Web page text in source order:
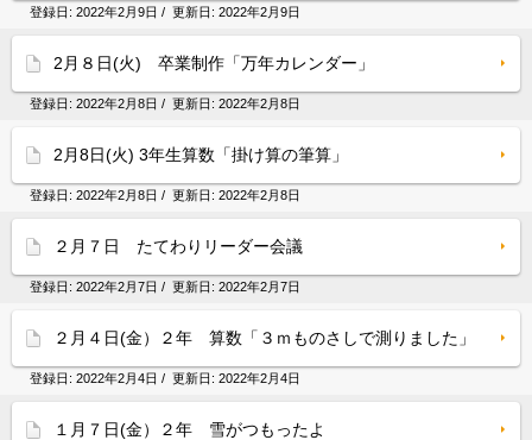
登録日: 2022年2月9日 / 更新日: 2022年2月9日
2月８日(火) 卒業制作「万年カレンダー」
登録日: 2022年2月8日 / 更新日: 2022年2月8日
2月8日(火) 3年生算数「掛け算の筆算」
登録日: 2022年2月8日 / 更新日: 2022年2月8日
２月７日 たてわりリーダー会議
登録日: 2022年2月7日 / 更新日: 2022年2月7日
２月４日(金）２年 算数「３ｍものさしで測りました」
登録日: 2022年2月4日 / 更新日: 2022年2月4日
１月７日(金）２年 雪がつもったよ